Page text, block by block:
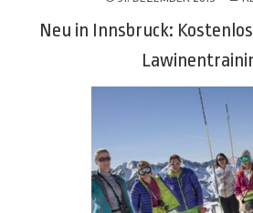
Neu in Innsbruck: